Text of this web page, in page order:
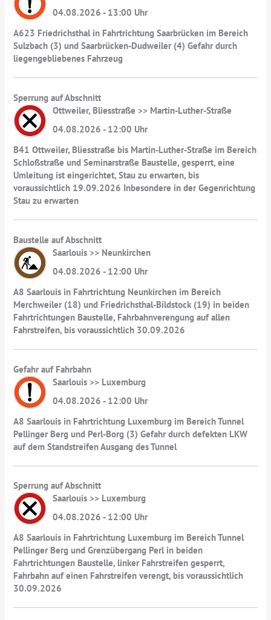
04.08.2026 - 13:00 Uhr
A623 Friedrichsthal in Fahrtrichtung Saarbrücken im Bereich
Sulzbach (3) und Saarbrücken-Dudweiler (4) Gefahr durch
liegengebliebenes Fahrzeug
Sperrung auf Abschnitt
Ottweiler, Bliesstraße >> Martin-Luther-Straße
04.08.2026 - 12:00 Uhr
B41 Ottweiler, Bliesstraße bis Martin-Luther-Straße im Bereich
Schloßstraße und Seminarstraße Baustelle, gesperrt, eine
Umleitung ist eingerichtet, Stau zu erwarten, bis
voraussichtlich 19.09.2026 Inbesondere in der Gegenrichtung
Stau zu erwarten
Baustelle auf Abschnitt
Saarlouis >> Neunkirchen
04.08.2026 - 12:00 Uhr
A8 Saarlouis in Fahrtrichtung Neunkirchen im Bereich
Merchweiler (18) und Friedrichsthal-Bildstock (19) in beiden
Fahrtrichtungen Baustelle, Fahrbahnverengung auf allen
Fahrstreifen, bis voraussichtlich 30.09.2026
Gefahr auf Fahrbahn
Saarlouis >> Luxemburg
04.08.2026 - 12:00 Uhr
A8 Saarlouis in Fahrtrichtung Luxemburg im Bereich Tunnel
Pellinger Berg und Perl-Borg (3) Gefahr durch defekten LKW
auf dem Standstreifen Ausgang des Tunnel
Sperrung auf Abschnitt
Saarlouis >> Luxemburg
04.08.2026 - 12:00 Uhr
A8 Saarlouis in Fahrtrichtung Luxemburg im Bereich Tunnel
Pellinger Berg und Grenzübergang Perl in beiden
Fahrtrichtungen Baustelle, linker Fahrstreifen gesperrt,
Fahrbahn auf einen Fahrstreifen verengt, bis voraussichtlich
30.09.2026